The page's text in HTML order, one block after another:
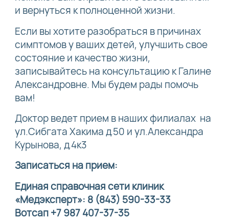
и вернуться к полноценной жизни.
Если вы хотите разобраться в причинах
симптомов у ваших детей, улучшить свое
состояние и качество жизни,
записывайтесь на консультацию к Галине
Александровне. Мы будем рады помочь
вам!
Доктор ведет прием в наших филиалах на
ул.Сибгата Хакима д.50 и ул.Александра
Курынова, д.4к3
Записаться на прием:
Единая справочная сети клиник
«Медэксперт»: 8 (843) 590-33-33
Вотсап +7 987 407-37-35